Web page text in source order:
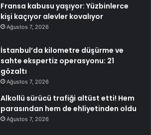
Fransa kabusu yaşıyor: Yüzbinlerce
kişi kaçıyor alevler kovalıyor
Ağustos 7, 2026
İstanbul’da kilometre düşürme ve
sahte ekspertiz operasyonu: 21
gözaltı
Ağustos 7, 2026
Alkollü sürücü trafiği altüst etti! Hem
parasından hem de ehliyetinden oldu
Ağustos 7, 2026